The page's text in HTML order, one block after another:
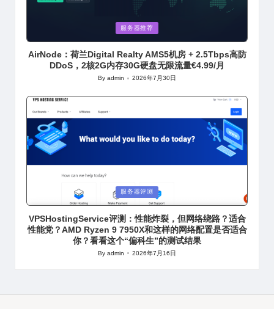
in
服务器推荐
AirNode：荷兰Digital Realty AMS5机房 + 2.5Tbps高防
DDoS，2核2G内存30G硬盘无限流量€4.99/月
Posted
Byadmin 2026年7月30日
in
服务器评测
VPSHostingService评测：性能炸裂，但网络绕路？适合
性能党？AMD Ryzen 9 7950X和这样的网络配置是否适合
你？看看这个“偏科生”的测试结果
Posted
Byadmin 2026年7月16日